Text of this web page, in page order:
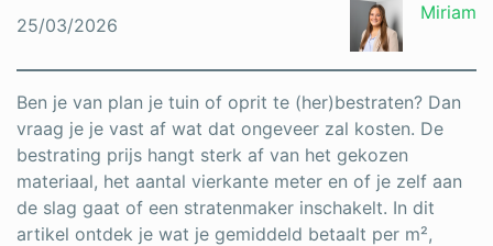
Vloeren
Vochtbestrijding
Warmtepomp
Zonnepanelen
25/03/2026
Miriam
Ben je van plan je tuin of oprit te (her)bestraten? Dan
vraag je je vast af wat dat ongeveer zal kosten. De
bestrating prijs hangt sterk af van het gekozen
materiaal, het aantal vierkante meter en of je zelf aan
de slag gaat of een stratenmaker inschakelt. In dit
artikel ontdek je wat je gemiddeld betaalt per m²,